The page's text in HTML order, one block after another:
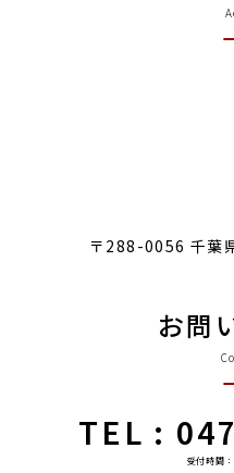
〒288-0056 千葉
お問
TEL :
受付時間